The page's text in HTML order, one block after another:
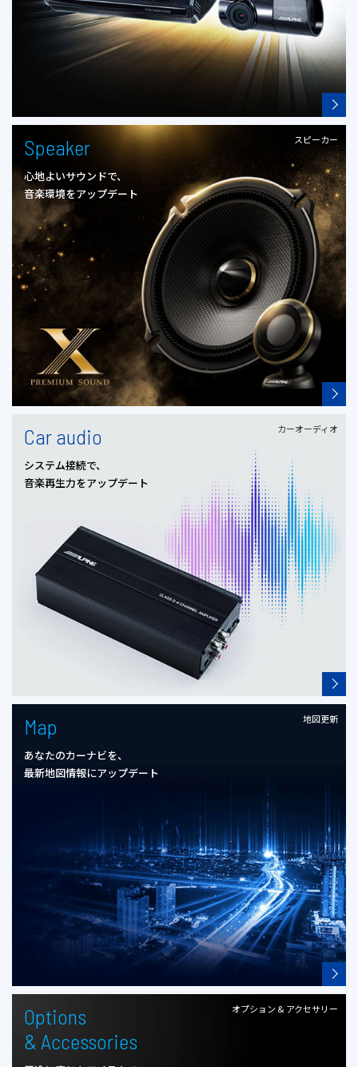
Speaker スピーカー
心地よいサウンドで、
音楽環境をアップデート
Car audio カーオーディオ
システム接続で、
音楽再生力をアップデート
Map 地図更新
あなたのカーナビを、
最新地図情報にアップデート
Options
& Accessories
オプション & アクセサリー